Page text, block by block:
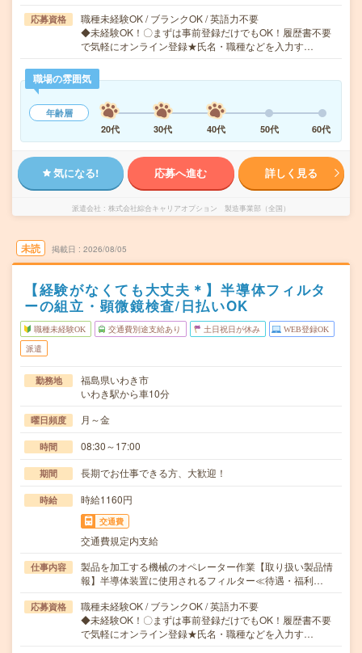
応募資格
職種未経験OK / ブランクOK / 英語力不要
◆未経験OK！〇まずは事前登録だけでもOK！履歴書不要
で気軽にオンライン登録★氏名・職種などを入力す…
職場の雰囲気
年齢層
20代
30代 40代 50代 60代
気になる! 応募へ進む 詳しく見る
派遣会社 株式会社綜合キャリアオプション 製造事業部（全国）
未読 掲載日 2026/08/05
【経験がなくても大丈夫＊】半導体フィルタ
ーの組立・顕微鏡検査/日払いOK
職種未経験OK 交通費別途支給あり 土日祝日が休み WEB登録OK
派遣
勤務地
福島県いわき市
いわき駅から車10分
曜日頻度 月～金
時間 08:30～17:00
期間 長期でお仕事できる方、大歓迎！
時給 時給1160円
交通費
交通費規定内支給
仕事内容
製品を加工する機械のオペレーター作業【取り扱い製品情
報】半導体装置に使用されるフィルター≪待遇・福利…
応募資格
職種未経験OK / ブランクOK / 英語力不要
◆未経験OK！〇まずは事前登録だけでもOK！履歴書不要
で気軽にオンライン登録★氏名・職種などを入力す…